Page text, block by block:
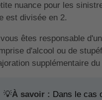
nuance pour les
est divisée en 2.
êtes responsable
d'alcool ou de
supplémentaire du
💡À savoir : Dans le cas